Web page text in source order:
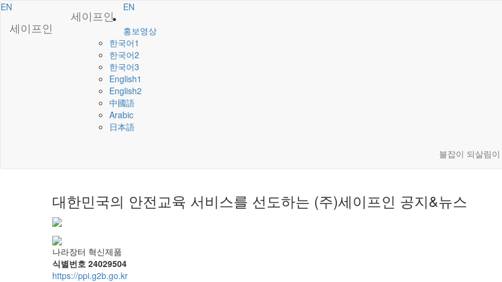
EN
세이프인
세이프인
EN
홍보영상
한국어1
한국어2
한국어3
English1
English2
中國語
Arabic
日本語
불잡이 되살림이
대한민국의 안전교육 서비스를 선도하는 (주)세이프인 공지&뉴스
나라장터 혁신제품
식별번호 24029504
https://ppi.g2b.go.kr